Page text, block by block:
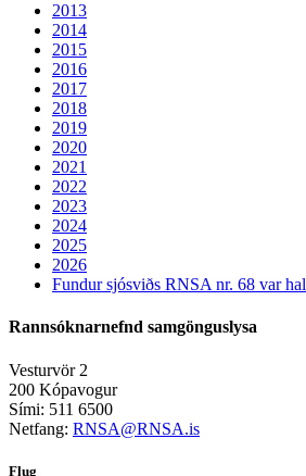
2013
2014
2015
2016
2017
2018
2019
2020
2021
2022
2023
2024
2025
2026
Fundur sjósviðs RNSA nr. 68 var
Rannsóknarnefnd samgönguslysa
Vesturvör 2
200 Kópavogur
Sími: 511 6500
Netfang: RNSA@RNSA.is
Flug